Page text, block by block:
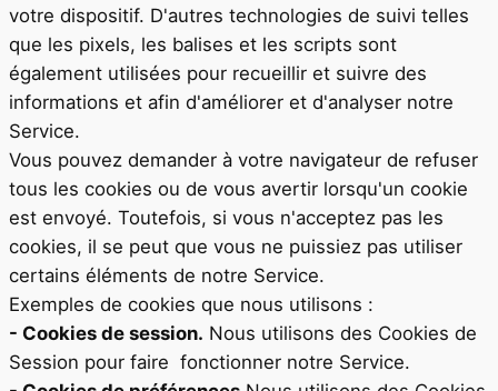
votre dispositif. D'autres technologies de suivi telles
que les pixels, les balises et les scripts sont
également utilisées pour recueillir et suivre des
informations et afin d'améliorer et d'analyser notre
Service.
Vous pouvez demander à votre navigateur de refuser
tous les cookies ou de vous avertir lorsqu'un cookie
est envoyé. Toutefois, si vous n'acceptez pas les
cookies, il se peut que vous ne puissiez pas utiliser
certains éléments de notre Service.
Exemples de cookies que nous utilisons :
- Cookies de session. Nous utilisons des Cookies de
Session pour faire fonctionner notre Service.